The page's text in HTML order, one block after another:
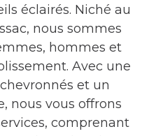
éclairés. Niché au
nous sommes
hommes et
Avec une
et un
nous vous offrons
comprenant